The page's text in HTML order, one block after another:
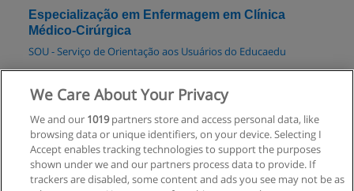
Especialização em Enfermagem em Clínica
Médico-Cirúrgica
SOU - Serviço de Orientação aos Usuários do Educaedu
Solicitar informações
Especialização em Enfermagem em Nefrologia
SOU - Serviço de Orientação aos Usuários do Educaedu
Solicitar informações
We Care About Your Privacy
We and our 1019partners store and access personal data, like
browsing data or unique identifiers, on your device. Selecting I
Accept enables tracking technologies to support the purposes
shown under we and our partners process data to provide. If
trackers are disabled, some content and ads you see may not be as